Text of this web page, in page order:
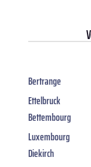
Bertrange
Ettelbruck
Bettembourg
Luxembourg
Diekirch